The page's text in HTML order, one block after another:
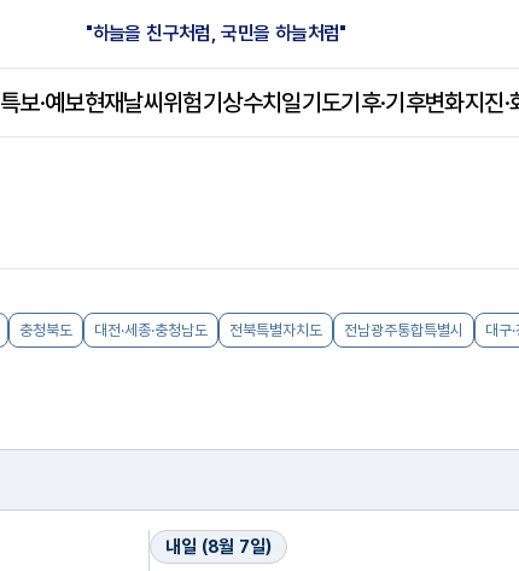
"하늘을 친구처럼, 국민을 하늘처럼"
특보·예보현재날씨위험기상수치일기도기후·기후변화지진·